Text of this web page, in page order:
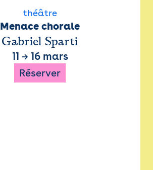
théâtre
Menace chorale
Gabriel Sparti
11 → 16 mars
Réserver